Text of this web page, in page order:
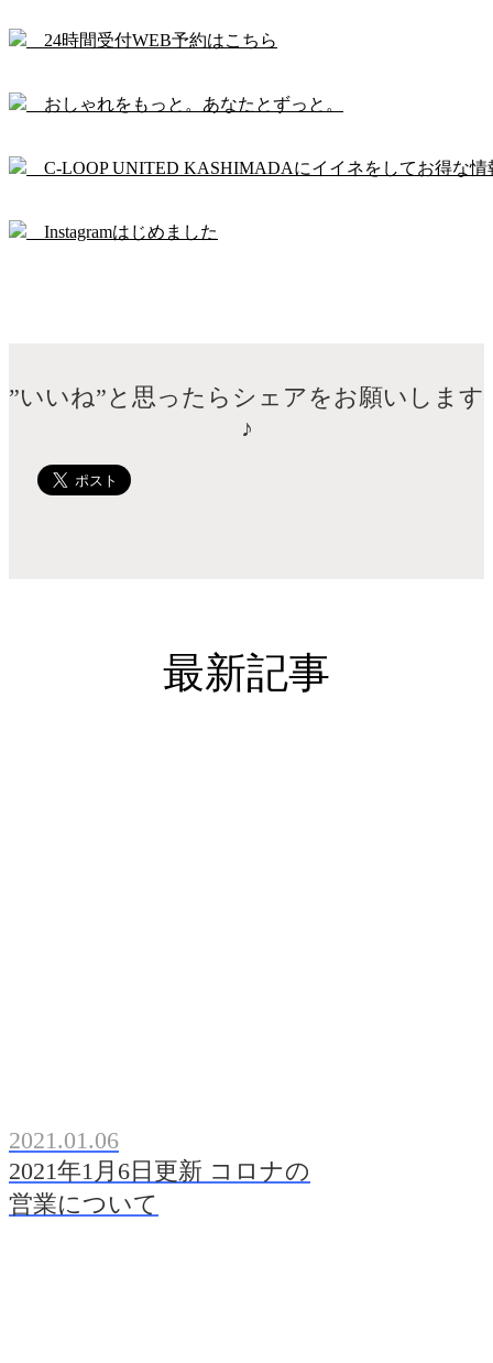
24時間受付WEB予約はこちら
おしゃれをもっと。あなたとずっと。
C-LOOP UNITED KASHIMADAにイイネをしてお得な情
Instagramはじめました
”いいね”と思ったらシェアをお願いします
♪
最新記事
2021.01.06
2021年1月6日更新 コロナの
営業について